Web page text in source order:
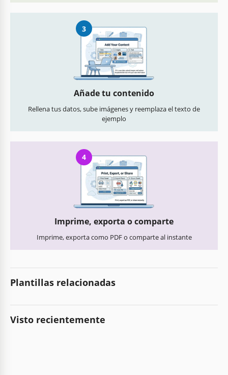
3
Añade tu contenido
Rellena tus datos, sube imágenes y reemplaza el texto de
ejemplo
4
Imprime, exporta o comparte
Imprime, exporta como PDF o comparte al instante
Plantillas relacionadas
Visto recientemente